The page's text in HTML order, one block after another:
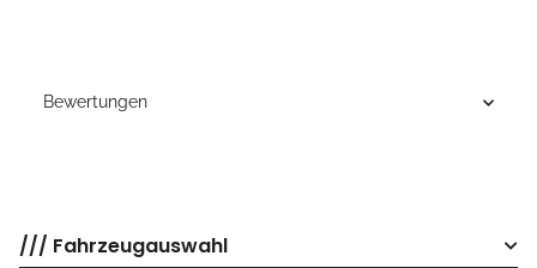
Bewertungen
/// Fahrzeugauswahl